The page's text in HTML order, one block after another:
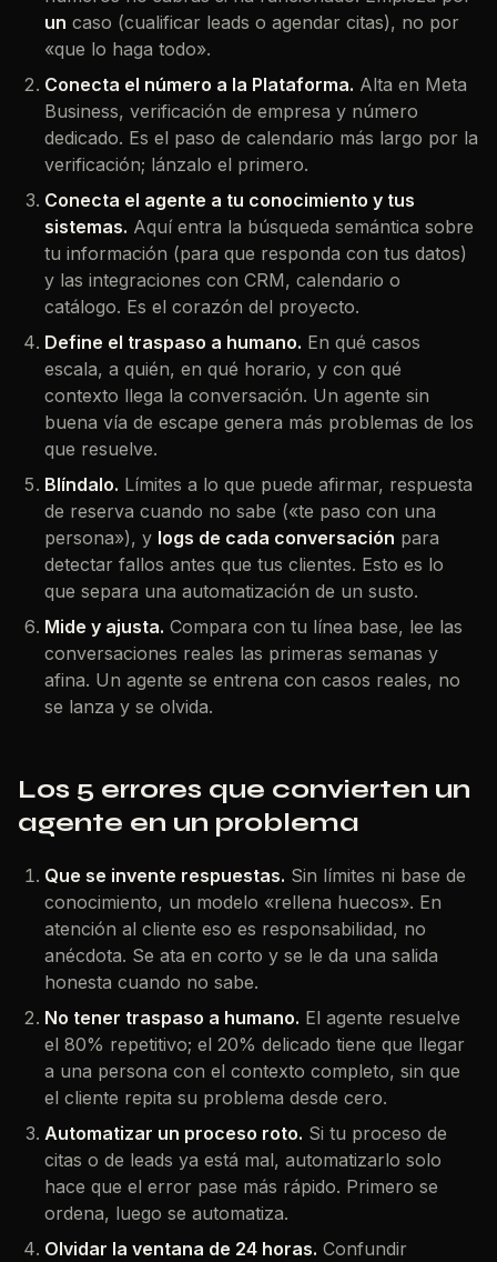
un caso (cualificar leads o agendar citas), no por
«que lo haga todo».
Conecta el número a la Plataforma. Alta en Meta
Business, verificación de empresa y número
dedicado. Es el paso de calendario más largo por la
verificación; lánzalo el primero.
Conecta el agente a tu conocimiento y tus
sistemas. Aquí entra la búsqueda semántica sobre
tu información (para que responda con tus datos)
y las integraciones con CRM, calendario o
catálogo. Es el corazón del proyecto.
Define el traspaso a humano. En qué casos
escala, a quién, en qué horario, y con qué
contexto llega la conversación. Un agente sin
buena vía de escape genera más problemas de los
que resuelve.
Blíndalo. Límites a lo que puede afirmar, respuesta
de reserva cuando no sabe («te paso con una
persona»), y logs de cada conversación para
detectar fallos antes que tus clientes. Esto es lo
que separa una automatización de un susto.
Mide y ajusta. Compara con tu línea base, lee las
conversaciones reales las primeras semanas y
afina. Un agente se entrena con casos reales, no
se lanza y se olvida.
Los 5 errores que convierten un
agente en un problema
Que se invente respuestas. Sin límites ni base de
conocimiento, un modelo «rellena huecos». En
atención al cliente eso es responsabilidad, no
anécdota. Se ata en corto y se le da una salida
honesta cuando no sabe.
No tener traspaso a humano. El agente resuelve
el 80% repetitivo; el 20% delicado tiene que llegar
a una persona con el contexto completo, sin que
el cliente repita su problema desde cero.
Automatizar un proceso roto. Si tu proceso de
citas o de leads ya está mal, automatizarlo solo
hace que el error pase más rápido. Primero se
ordena, luego se automatiza.
Olvidar la ventana de 24 horas. Confundir